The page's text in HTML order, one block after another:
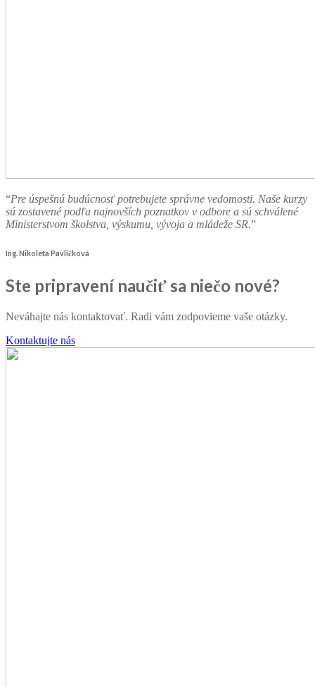
“Pre úspešnú budúcnosť potrebujete správne vedomosti. Naše kurzy
sú zostavené podľa najnovších poznatkov v odbore a sú schválené
Ministerstvom školstva, výskumu, vývoja a mládeže SR.”
Ing. Nikoleta Pavličková
Ste pripravení naučiť sa niečo nové?
Neváhajte nás kontaktovať. Radi vám zodpovieme vaše otázky.
Kontaktujte nás